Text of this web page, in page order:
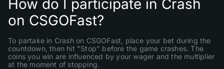
How do I participate in Crash
on CSGOFast?
To partake in Crash on CSGOFast, place your bet during the
countdown, then hit "Stop" before the game crashes. The
coins you win are influenced by your wager and the multiplier
at the moment of stopping.